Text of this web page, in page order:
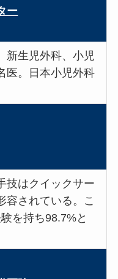
ー
新生児外科、小児
医。日本小児外科
技はクイックサー
容されている。こ
を持ち98.7%と